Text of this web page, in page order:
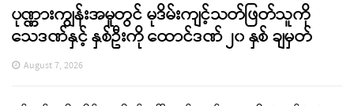
ပုဏ္ဏားကျွန်းအမှုတွင် မုဒိမ်းကျင့်သတ်ဖြတ်သူကို
သေဒဏ်နှင့် နှစ်ဦးကို ထောင်ဒဏ် ၂၀ နှစ် ချမှတ်
August 7, 2026